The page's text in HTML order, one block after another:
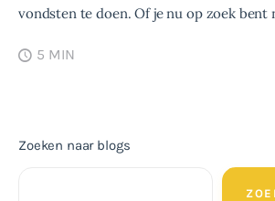
vondsten te doen. Of je nu op zoek bent
5 MIN
Zoeken naar blogs